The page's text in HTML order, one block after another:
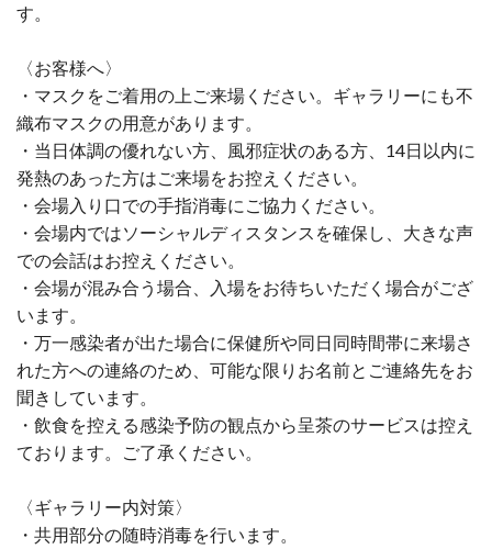
す。
〈お客様へ〉
・マスクをご着用の上ご来場ください。ギャラリーにも不
織布マスクの用意があります。
・当日体調の優れない方、風邪症状のある方、14日以内に
発熱のあった方はご来場をお控えください。
・会場入り口での手指消毒にご協力ください。
・会場内ではソーシャルディスタンスを確保し、大きな声
での会話はお控えください。
・会場が混み合う場合、入場をお待ちいただく場合がござ
います。
・万一感染者が出た場合に保健所や同日同時間帯に来場さ
れた方への連絡のため、可能な限りお名前とご連絡先をお
聞きしています。
・飲食を控える感染予防の観点から呈茶のサービスは控え
ております。ご了承ください。
〈ギャラリー内対策〉
・共用部分の随時消毒を行います。